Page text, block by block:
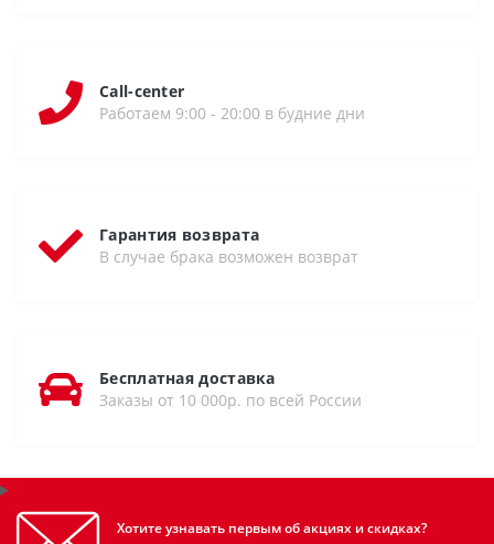
Call-center
Работаем 9:00 - 20:00 в будние дни
Гарантия возврата
В случае брака возможен возврат
Бесплатная доставка
Заказы от 10 000р. по всей России
Хотите узнавать первым об акциях и скидках?